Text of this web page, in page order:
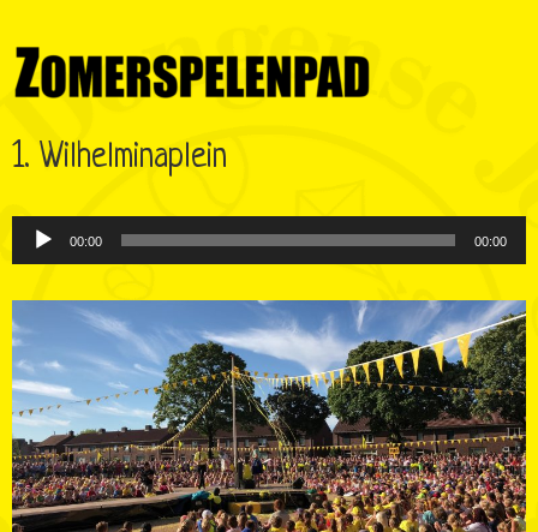
1. Wilhelminaplein
Audiospeler
00:00 00:00